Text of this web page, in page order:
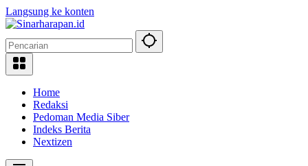
Langsung ke konten
Home
Redaksi
Pedoman Media Siber
Indeks Berita
Nextizen